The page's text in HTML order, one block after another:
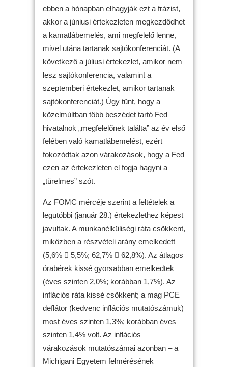
ebben a hónapban elhagyják ezt a frázist,
akkor a júniusi értekezleten megkezdődhet
a kamatlábemelés, ami megfelelő lenne,
mivel utána tartanak sajtókonferenciát. (A
következő a júliusi értekezlet, amikor nem
lesz sajtókonferencia, valamint a
szeptemberi értekezlet, amikor tartanak
sajtókonferenciát.) Úgy tűnt, hogy a
közelmúltban több beszédet tartó Fed
hivatalnok „megfelelőnek találta” az év első
felében való kamatlábemelést, ezért
fokozódtak azon várakozások, hogy a Fed
ezen az értekezleten el fogja hagyni a
„türelmes” szót.
Az FOMC mércéje szerint a feltételek a
legutóbbi (január 28.) értekezlethez képest
javultak. A munkanélküliségi ráta csökkent,
miközben a részvételi arány emelkedett
(5,6%  5,5%; 62,7%  62,8%). Az átlagos
órabérek kissé gyorsabban emelkedtek
(éves szinten 2,0%; korábban 1,7%). Az
inflációs ráta kissé csökkent; a mag PCE
deflátor (kedvenc inflációs mutatószámuk)
most éves szinten 1,3%; korábban éves
szinten 1,4% volt. Az inflációs
várakozások mutatószámai azonban – a
Michigani Egyetem felmérésének